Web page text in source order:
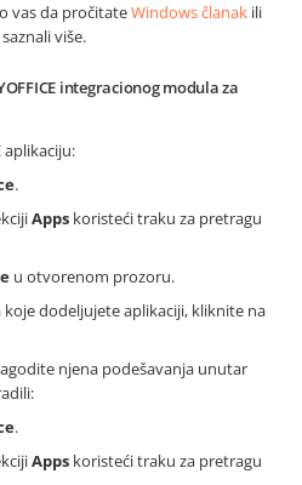
vas da pročitateWindows članak ili
više.
integracionog modula za
aplikaciju:
.
Apps koristeći traku za pretragu
u otvorenom prozoru.
koje dodeljujete aplikaciji, kliknite na
njena podešavanja unutar
.
Apps koristeći traku za pretragu